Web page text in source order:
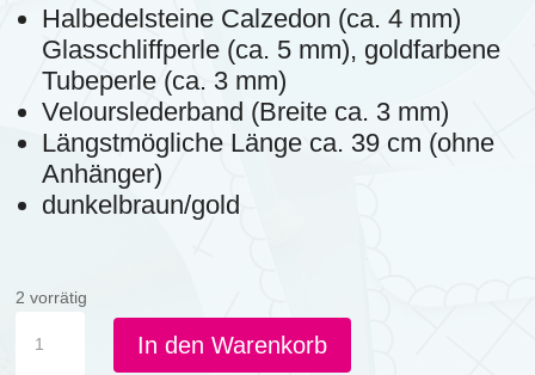
Halbedelsteine Calzedon (ca. 4 mm)
Glasschliffperle (ca. 5 mm), goldfarbene
Tubeperle (ca. 3 mm)
Velourslederband (Breite ca. 3 mm)
Längstmögliche Länge ca. 39 cm (ohne
Anhänger)
dunkelbraun/gold
2 vorrätig
In den Warenkorb